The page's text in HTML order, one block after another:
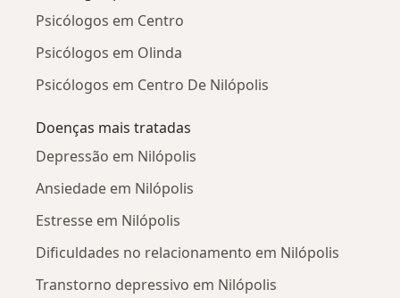
Psicólogos em Centro
Psicólogos em Olinda
Psicólogos em Centro De Nilópolis
Doenças mais tratadas
Depressão em Nilópolis
Ansiedade em Nilópolis
Estresse em Nilópolis
Dificuldades no relacionamento em Nilópolis
Transtorno depressivo em Nilópolis